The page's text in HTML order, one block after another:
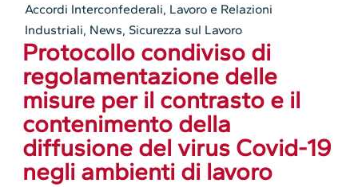
Accordi Interconfederali, Lavoro e Relazioni
Industriali, News, Sicurezza sul Lavoro
Protocollo condiviso di
regolamentazione delle
misure per il contrasto e il
contenimento della
diffusione del virus Covid-19
negli ambienti di lavoro